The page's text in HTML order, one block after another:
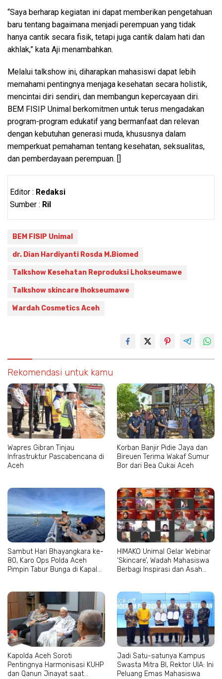
“Saya berharap kegiatan ini dapat memberikan pengetahuan
baru tentang bagaimana menjadi perempuan yang tidak
hanya cantik secara fisik, tetapi juga cantik dalam hati dan
akhlak,” kata Aji menambahkan.
Melalui talkshow ini, diharapkan mahasiswi dapat lebih
memahami pentingnya menjaga kesehatan secara holistik,
mencintai diri sendiri, dan membangun kepercayaan diri.
BEM FISIP Unimal berkomitmen untuk terus mengadakan
program-program edukatif yang bermanfaat dan relevan
dengan kebutuhan generasi muda, khususnya dalam
memperkuat pemahaman tentang kesehatan, seksualitas,
dan pemberdayaan perempuan. []
Editor : Redaksi
Sumber : Ril
BEM FISIP Unimal
dr. Dian Hardiyanti Rosda M.Biomed
Talkshow Kesehatan Reproduksi Lhokseumawe
Talkshow skincare lhokseumawe
Wardah Cosmetics Aceh
Rekomendasi untuk kamu
Wapres Gibran Tinjau
Infrastruktur Pascabencana di
Aceh
Korban Banjir Pidie Jaya dan
Bireuen Terima Wakaf Sumur
Bor dari Bea Cukai Aceh
Sambut Hari Bhayangkara ke-
80, Karo Ops Polda Aceh
Pimpin Tabur Bunga di Kapal
HIMAKO Unimal Gelar Webinar
‘Skincare’, Wadah Mahasiswa
Berbagi Inspirasi dan Asah
Kapolda Aceh Soroti
Pentingnya Harmonisasi KUHP
dan Qanun Jinayat saat
Jadi Satu-satunya Kampus
Swasta Mitra BI, Rektor UIA: Ini
Peluang Emas Mahasiswa